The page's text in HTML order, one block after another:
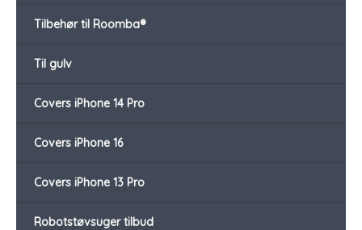
Tilbehør til Roomba®
Til gulv
Covers iPhone 14 Pro
Covers iPhone 16
Covers iPhone 13 Pro
Robotstøvsuger tilbud